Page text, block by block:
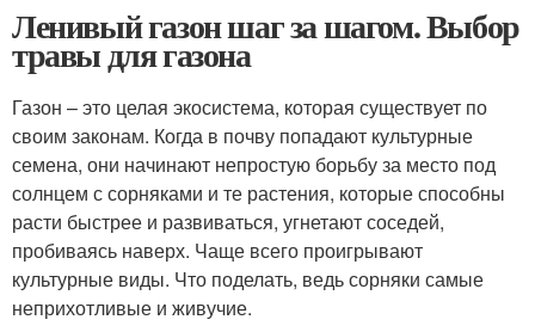
Ленивый газон шаг за шагом. Выбор
травы для газона
Газон – это целая экосистема, которая существует по
своим законам. Когда в почву попадают культурные
семена, они начинают непростую борьбу за место под
солнцем с сорняками и те растения, которые способны
расти быстрее и развиваться, угнетают соседей,
пробиваясь наверх. Чаще всего проигрывают
культурные виды. Что поделать, ведь сорняки самые
неприхотливые и живучие.